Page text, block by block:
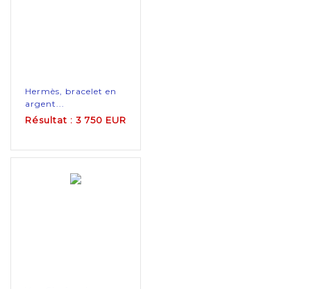
Hermès, bracelet en
argent...
Résultat : 3 750 EUR